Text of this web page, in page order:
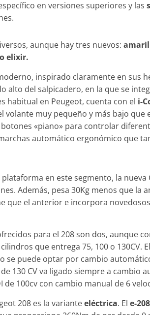
en versiones superiores y las
aunque hay tres nuevos:
elixir.
inspirado claramente en sus
alto del salpicadero, en la que se
habitual en Peugeot, cuenta con el i-
volante muy pequeño y más bajo que
«piano» para controlar
automático ergonómico que
en este segmento, la nueva
Además, pesa 30Kg menos que la
que el anterior e incorpora
para el 208 son dos, aunque
que entrega 75, 100 o 130CV.
se puede optar por cambio
130 CV va ligado siempre a cambio
de 100cv con cambio manual de 6
208 es la varianteeléctrica. El e-208